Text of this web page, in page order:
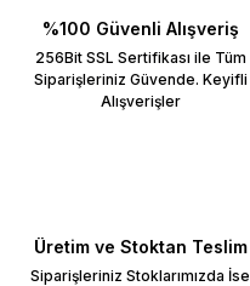
%100 Güvenli Alışveriş
256Bit SSL Sertifikası ile Tüm
Siparişleriniz Güvende. Keyifli
Alışverişler
Üretim ve Stoktan Teslim
Siparişleriniz Stoklarımızda İse